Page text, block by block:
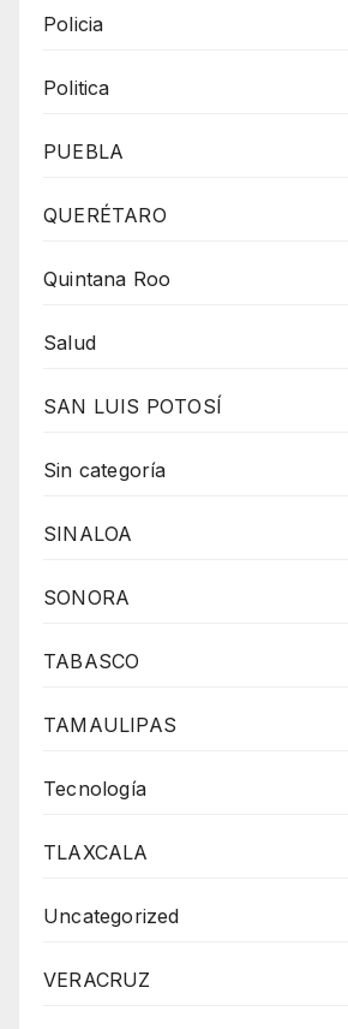
Policia
Politica
PUEBLA
QUERÉTARO
Quintana Roo
Salud
SAN LUIS POTOSÍ
Sin categoría
SINALOA
SONORA
TABASCO
TAMAULIPAS
Tecnología
TLAXCALA
Uncategorized
VERACRUZ